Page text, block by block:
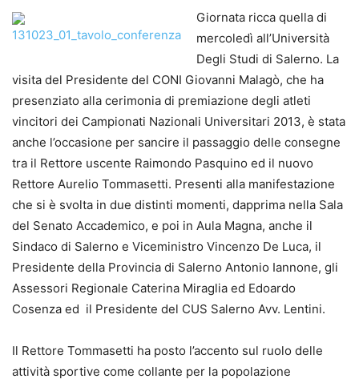
Giornata ricca quella di
mercoledì all’Università
Degli Studi di Salerno. La
visita del Presidente del CONI Giovanni Malagò, che ha
presenziato alla cerimonia di premiazione degli atleti
vincitori dei Campionati Nazionali Universitari 2013, è stata
anche l’occasione per sancire il passaggio delle consegne
tra il Rettore uscente Raimondo Pasquino ed il nuovo
Rettore Aurelio Tommasetti. Presenti alla manifestazione
che si è svolta in due distinti momenti, dapprima nella Sala
del Senato Accademico, e poi in Aula Magna, anche il
Sindaco di Salerno e Viceministro Vincenzo De Luca, il
Presidente della Provincia di Salerno Antonio Iannone, gli
Assessori Regionale Caterina Miraglia ed Edoardo
Cosenza ed il Presidente del CUS Salerno Avv. Lentini.
Il Rettore Tommasetti ha posto l’accento sul ruolo delle
attività sportive come collante per la popolazione